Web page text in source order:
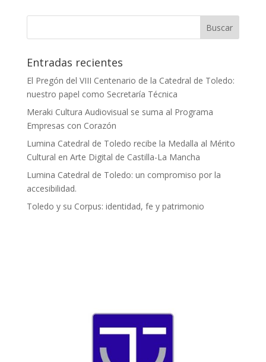
Entradas recientes
El Pregón del VIII Centenario de la Catedral de Toledo:
nuestro papel como Secretaría Técnica
Meraki Cultura Audiovisual se suma al Programa
Empresas con Corazón
Lumina Catedral de Toledo recibe la Medalla al Mérito
Cultural en Arte Digital de Castilla-La Mancha
Lumina Catedral de Toledo: un compromiso por la
accesibilidad.
Toledo y su Corpus: identidad, fe y patrimonio